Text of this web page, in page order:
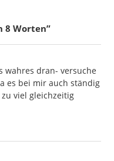
8 Worten”
wahres dran- versuche
es bei mir auch ständig
viel gleichzeitig